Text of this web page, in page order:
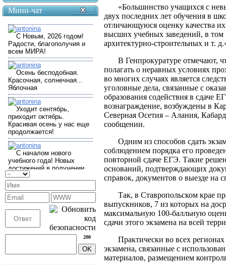
Мини-чат
200
«Большинство учащихся с
двух последних лет обучения в
отличающуюся оценку качества
высших учебных заведений, в
архитектурно-строительных и т.
В Генпрокуратуре отмечают,
полагать о неравных условиях
во многих случаях является
уголовные дела, связанные с
образования содействия в сдаче
вознаграждение, возбуждены в
Северная Осетия – Алания,
сообщении.
Одним из способов сдать
соблюдением порядка его
повторной сдаче ЕГЭ. Такие
оснований, подтверждающих
справок, документов о выезде на
Так, в Ставропольском крае
выпускников, 7 из которых на
максимальную 100-балльную
сдачи этого экзамена на всей
Практически во всех
экзамена, связанные с
материалов, размещением